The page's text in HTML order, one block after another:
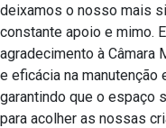
deixamos o nosso mais
constante apoio e mimo.
agradecimento à Câmara
e eficácia na manutenção
garantindo que o espaço
para acolher as nossas